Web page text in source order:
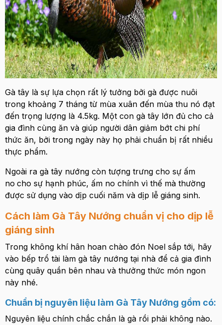
Gà tây là sự lựa chọn rất lý tưởng bởi gà được nuôi
trong khoảng 7 tháng từ mùa xuân đến mùa thu nó đạt
đến trọng lượng là 4.5kg. Một con gà tây lớn đủ cho cả
gia đình cùng ăn và giúp người dân giảm bớt chi phí
thức ăn, bởi trong ngày này họ phải chuẩn bị rất nhiều
thực phẩm.
Ngoài ra gà tây nướng còn tượng trưng cho sự ấm
no cho sự hạnh phúc, ấm no chính vì thế mà thường
được sử dụng vào dịp cuối năm và dịp lễ giáng sinh.
Cách làm Gà Tây Nướng chuẩn vị cho dịp lễ
giáng sinh
Trong không khí hân hoan chào đón Noel sắp tới, hãy
vào bếp trổ tài làm gà tây nướng tại nhà để cả gia đình
cùng quây quần bên nhau và thưởng thức món ngon
này nhé.
Chuẩn bị nguyên liệu làm Gà Tây Nướng gồm có:
Nguyên liệu chính chắc chắn là gà rồi phải không nào.